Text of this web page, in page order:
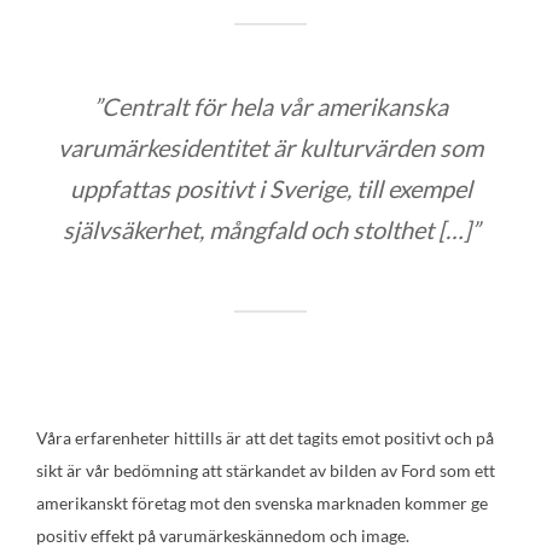
”Centralt för hela vår amerikanska
varumärkesidentitet är kulturvärden som
uppfattas positivt i Sverige, till exempel
självsäkerhet, mångfald och stolthet […]”
Våra erfarenheter hittills är att det tagits emot positivt och på
sikt är vår bedömning att stärkandet av bilden av Ford som ett
amerikanskt företag mot den svenska marknaden kommer ge
positiv effekt på varumärkeskännedom och image.